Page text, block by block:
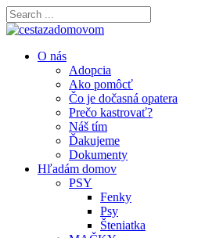
O nás
Adopcia
Ako pomôcť
Čo je dočasná opatera
Prečo kastrovať?
Náš tím
Ďakujeme
Dokumenty
Hľadám domov
PSY
Fenky
Psy
Šteniatka